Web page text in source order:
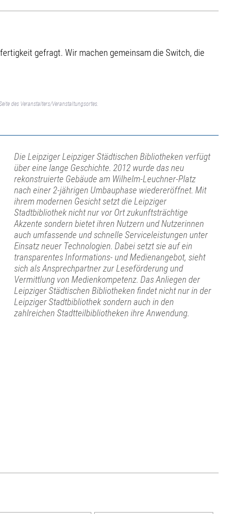
gefragt. Wir machen gemeinsam die Switch, die
des Veranstalters/Veranstaltungsortes.
Die Leipziger Leipziger Städtischen Bibliotheken verfügt
über eine lange Geschichte. 2012 wurde das neu
rekonstruierte Gebäude am Wilhelm-Leuchner-Platz
nach einer 2-jährigen Umbauphase wiedereröffnet. Mit
ihrem modernen Gesicht setzt die Leipziger
Stadtbibliothek nicht nur vor Ort zukunftsträchtige
Akzente sondern bietet ihren Nutzern und Nutzerinnen
auch umfassende und schnelle Serviceleistungen unter
Einsatz neuer Technologien. Dabei setzt sie auf ein
transparentes Informations- und Medienangebot, sieht
sich als Ansprechpartner zur Leseförderung und
Vermittlung von Medienkompetenz. Das Anliegen der
Leipziger Städtischen Bibliotheken findet nicht nur in der
Leipziger Stadtbibliothek sondern auch in den
zahlreichen Stadtteilbibliotheken ihre Anwendung.